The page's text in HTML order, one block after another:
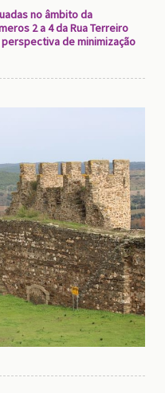
no âmbito da
2 a 4 da Rua Terreiro
de minimização